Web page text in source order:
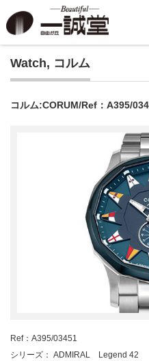
Watch, コルム
コルム:CORUM/Ref：A395/
Ref：A395/03451
シリーズ： ADMIRAL Legend 42